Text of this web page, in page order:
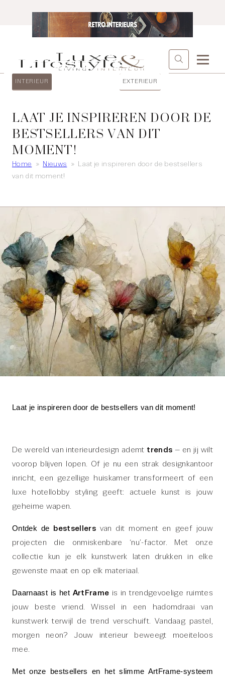
INTERIEUR EXTERIEUR
LAAT JE INSPIREREN DOOR DE
BESTSELLERS VAN DIT
MOMENT!
Home » Nieuws » Laat je inspireren door de bestsellers
van dit moment!
Laat je inspireren door de bestsellers van dit moment!
De wereld van interieurdesign ademt trends – en jij wilt
voorop blijven lopen. Of je nu een strak designkantoor
inricht, een gezellige huiskamer transformeert of een
luxe hotellobby styling geeft: actuele kunst is jouw
geheime wapen.
Ontdek de bestsellers van dit moment en geef jouw
projecten die onmiskenbare ‘nu’-factor. Met onze
collectie kun je elk kunstwerk laten drukken in elke
gewenste maat en op elk materiaal.
Daarnaast is het ArtFrame is in trendgevoelige ruimtes
jouw beste vriend. Wissel in een hadomdraai van
kunstwerk terwijl de trend verschuift. Vandaag pastel,
morgen neon? Jouw interieur beweegt moeiteloos
mee.
Met onze bestsellers en het slimme ArtFrame-systeem